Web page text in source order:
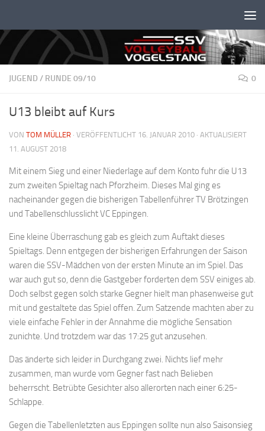
JUGEND / RUNDE 09/10 0
U13 bleibt auf Kurs
VON TOM MÜLLER · VERÖFFENTLICHT 16. JANUAR 2010 · AKTUALISIERT
11. AUGUST 2018
Mit einem Sieg und einer Niederlage auf dem Konto fuhr die U13
zum zweiten Spieltag nach Pforzheim. Dieses Mal ging es
nacheinander gegen die bisherigen Tabellenführer TV Brötzingen
und Tabellenschlusslicht VC Eppingen.
Eine kleine Überraschung gab es gleich zum Auftakt dieses
Spieltags. Denn entgegen der bisherigen Erfahrungen der Saison
waren die SSV-Mädchen von der ersten Minute an im Spiel. Das
war auch gut so, denn die Gastgeber forderten dem SSV einiges ab.
Doch selbst gegen solch starke Gegner hielt man phasenweise gut
mit und gestaltete das Spiel offen. Zum Satzende machten aber zu
viele einfache Fehler in der Annahme die mögliche Sensation
zunichte. Und trotzdem war das 17:25 gut anzusehen.
Das änderte sich leider in Durchgang zwei. Nichts lief mehr
zusammen, man wurde vom Gegner fast nach Belieben
beherrscht. Betrübte Gesichter also allerorten nach einer 6:25-
Schlappe.
Gegen die Tabellenletzten aus Eppingen sollte nun also Saisonsieg